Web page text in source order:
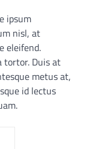
ipsum
nisl, at
eleifend.
tortor. Duis at
metus at,
id lectus